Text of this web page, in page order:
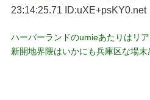
23:14:25.71 ID:uXE+psKY0.net
ハーバーランドのumieあたりはリ
新開地界隈はいかにも兵庫区な場末